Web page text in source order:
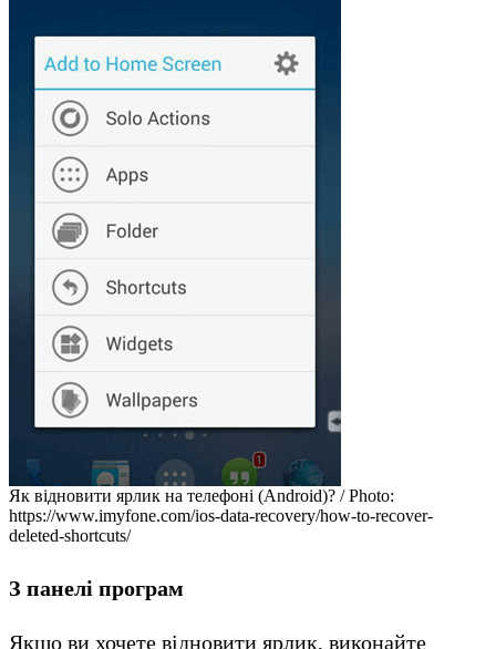
Як відновити ярлик на телефоні (Android)? / Photo:
https://www.imyfone.com/ios-data-recovery/how-to-recover-
deleted-shortcuts/
З панелі програм
Якщо ви хочете відновити ярлик, виконайте